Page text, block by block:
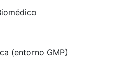
(entorno GMP)